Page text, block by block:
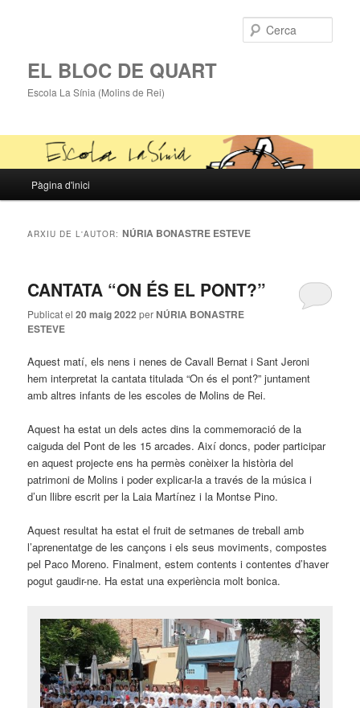
EL BLOC DE QUART
Escola La Sínia (Molins de Rei)
Aneu
principal
Aneu
secundari
Pàgina d'inici
ARXIU DE L'AUTOR:NÚRIA BONASTRE ESTEVE
CANTATA “ON ÉS EL PONT?”
Publicat el20 maig 2022 perNÚRIA BONASTRE
ESTEVE
Aquest matí, els nens i nenes de Cavall Bernat i Sant Jeroni
hem interpretat la cantata titulada “On és el pont?” juntament
amb altres infants de les escoles de Molins de Rei.
Aquest ha estat un dels actes dins la commemoració de la
caiguda del Pont de les 15 arcades. Així doncs, poder participar
en aquest projecte ens ha permès conèixer la història del
patrimoni de Molins i poder explicar-la a través de la música i
d’un llibre escrit per la Laia Martínez i la Montse Pino.
Aquest resultat ha estat el fruit de setmanes de treball amb
l’aprenentatge de les cançons i els seus moviments, compostes
pel Paco Moreno. Finalment, estem contents i contentes d’haver
pogut gaudir-ne. Ha estat una experiència molt bonica.